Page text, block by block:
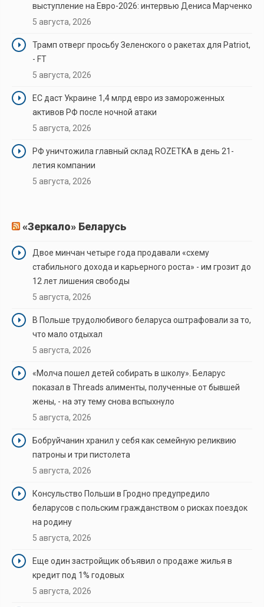
выступление на Евро-2026: интервью Дениса Марченко
5 августа, 2026
Трамп отверг просьбу Зеленского о ракетах для Patriot,
- FT
5 августа, 2026
ЕС даст Украине 1,4 млрд евро из замороженных
активов РФ после ночной атаки
5 августа, 2026
РФ уничтожила главный склад ROZETKA в день 21-
летия компании
5 августа, 2026
«Зеркало» Беларусь
Двое минчан четыре года продавали «схему
стабильного дохода и карьерного роста» - им грозит до
12 лет лишения свободы
5 августа, 2026
В Польше трудолюбивого беларуса оштрафовали за то,
что мало отдыхал
5 августа, 2026
«Молча пошел детей собирать в школу». Беларус
показал в Threads алименты, полученные от бывшей
жены, - на эту тему снова вспыхнуло
5 августа, 2026
Бобруйчанин хранил у себя как семейную реликвию
патроны и три пистолета
5 августа, 2026
Консульство Польши в Гродно предупредило
беларусов с польским гражданством о рисках поездок
на родину
5 августа, 2026
Еще один застройщик объявил о продаже жилья в
кредит под 1% годовых
5 августа, 2026